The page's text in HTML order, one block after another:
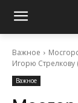
Важное
Игорю
Важное